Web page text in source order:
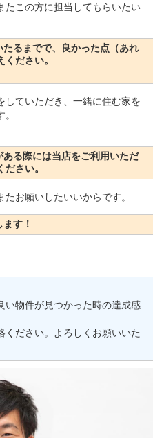
たこの方に担当してもらいたい
るまでで、良かった点（あれ
ださい。
していただき、一緒に住む家を
る際には当店をご利用いただ
さい。
お願いしたいいからです。
す！
い物件が見つかった時の達成感
ださい。よろしくお願いいた